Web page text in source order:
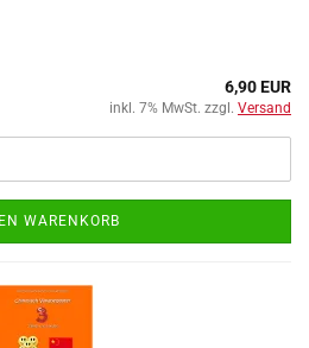
6,90 EUR
inkl. 7% MwSt. zzgl. Versand
WARENKORB